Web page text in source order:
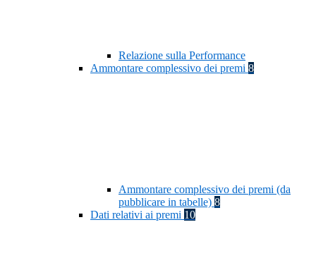
Relazione sulla Performance
Ammontare complessivo dei premi 8
Ammontare complessivo dei premi (da
pubblicare in tabelle) 8
Dati relativi ai premi 10